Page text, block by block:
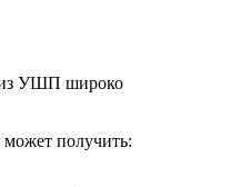
из УШП широко
получить: